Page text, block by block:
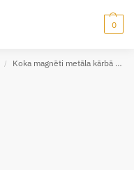
0
/ Koka magnēti metāla kārbā – Animo